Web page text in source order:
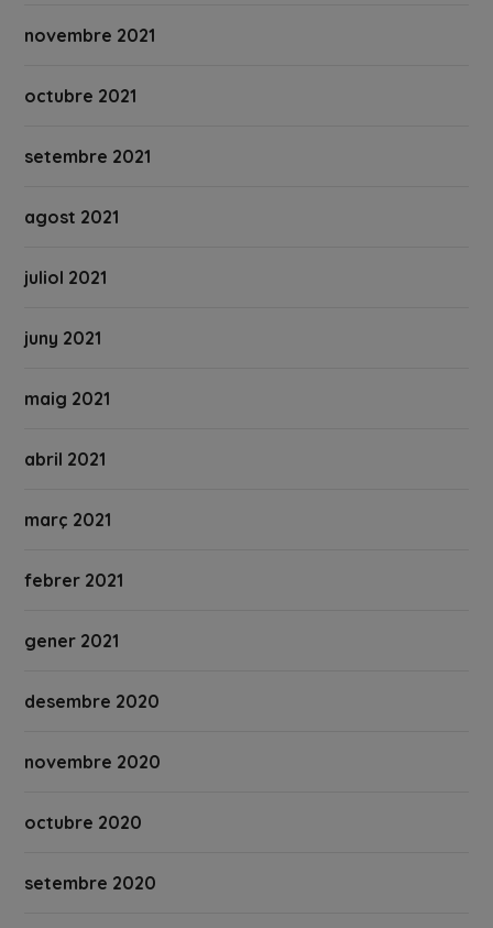
novembre 2021
octubre 2021
setembre 2021
agost 2021
juliol 2021
juny 2021
maig 2021
abril 2021
març 2021
febrer 2021
gener 2021
desembre 2020
novembre 2020
octubre 2020
setembre 2020